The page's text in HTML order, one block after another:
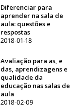
Diferenciar para
aprender na sala de
aula: questões e
respostas
2018-01-18
Avaliação para as, e
das, aprendizagens e
qualidade da
educação nas salas de
aula
2018-02-09